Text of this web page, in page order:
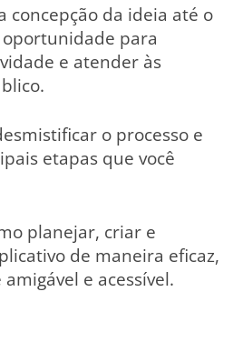
concepção da ideia até o
para
e atender às
o processo e
etapas que você
planejar, criar e
de maneira eficaz,
e acessível.